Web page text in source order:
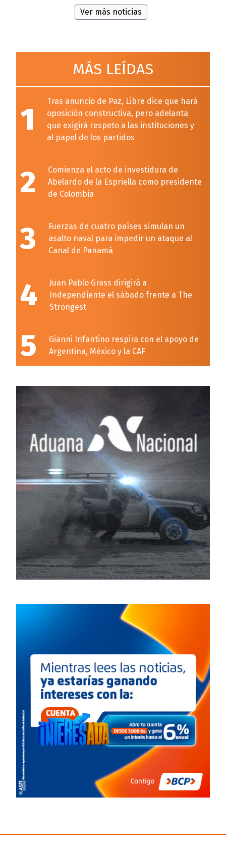
Ver más noticias
MÁS LEÍDAS
1
Tras anuncio de Paz, Libre dice que hará
oposición constructiva, pero adelanta
que exigirá respeto a las instituciones y
al papel de los partidos
2
Comienza el acto de investidura de
Abelardo de la Espriella como presidente
de Colombia
3
Fuerzas de cuatro países simulan un
asalto naval para impedir un ataque al
Canal de Panamá
4
Juan Pablo Grass dirigirá a
Independiente el sábado frente a The
Strongest
5
Gianni Infantino respira con el apoyo de
Argentina, México y la CAF